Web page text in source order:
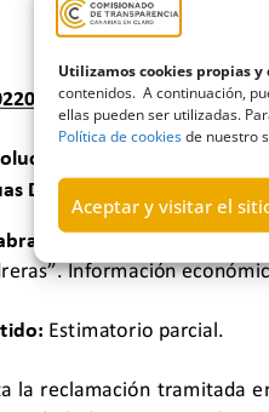
Utilizamos cookies propias y
contenidos. A continuación,
ellas pueden ser utilizadas.
Política de cookiesde nuestro
Aceptar y visitar el